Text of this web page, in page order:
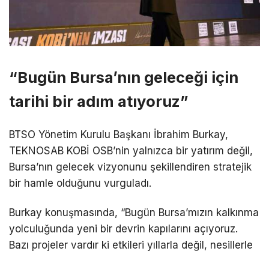
“Bugün Bursa’nın geleceği için
tarihi bir adım atıyoruz”
BTSO Yönetim Kurulu Başkanı İbrahim Burkay,
TEKNOSAB KOBİ OSB’nin yalnızca bir yatırım değil,
Bursa’nın gelecek vizyonunu şekillendiren stratejik
bir hamle olduğunu vurguladı.
Burkay konuşmasında, “Bugün Bursa’mızın kalkınma
yolculuğunda yeni bir devrin kapılarını açıyoruz.
Bazı projeler vardır ki etkileri yıllarla değil, nesillerle